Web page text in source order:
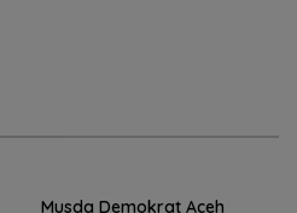
Musda Demokrat Aceh